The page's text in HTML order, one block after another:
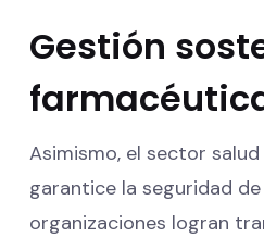
Gestión
Asimismo, el sector
garantice la seguridad
organizaciones logran